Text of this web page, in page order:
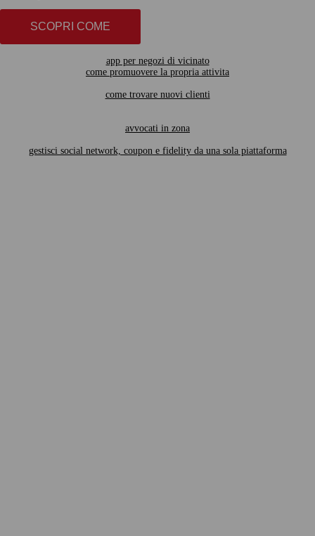
SCOPRI COME
app per negozi di vicinato
come promuovere la propria attivita
come trovare nuovi clienti
avvocati in zona
gestisci social network, coupon e fidelity da una sola piattaforma